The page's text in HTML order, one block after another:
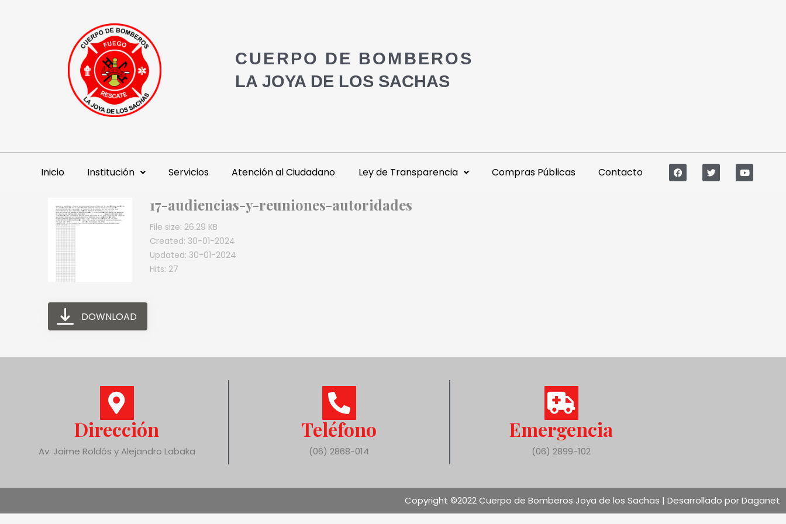
CUERPO DE BOMBEROS
LA JOYA DE LOS SACHAS
Inicio Institución Servicios Atención al Ciudadano Ley de Transparencia Compras Públicas Contacto
17-audiencias-y-reuniones-autoridades
File size: 26.29 KB
Created: 30-01-2024
Updated: 30-01-2024
Hits: 27
DOWNLOAD
Dirección
Av. Jaime Roldós y Alejandro Labaka
Teléfono
(06) 2868-014
Emergencia
(06) 2899-102
Copyright ©2022 Cuerpo de Bomberos Joya de los Sachas | Desarrollado por Daganet